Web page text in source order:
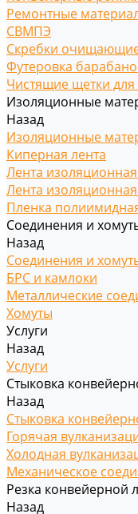
Ремонтные
СВМПЭ
Скребки
Футеровка
Чистящие щетки
Изоляционные
Назад
Изоляционные
Киперная лента
Лента
Лента
Пленка
Соединения и
Назад
Соединения и
БРС и камлоки
Металлические
Хомуты
Услуги
Назад
Услуги
Стыковка
Назад
Стыковка
Горячая
Холодная
Механическое
Резка конвейерной
Назад